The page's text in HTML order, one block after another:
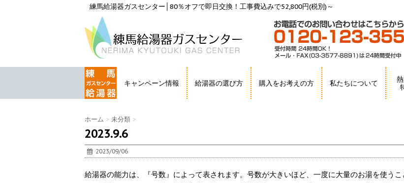
練馬給湯器ガスセンター│80％オフで即日交換！工事費込みで52,800円(税別)～
キャンペーン情報 給湯器の選び方 購入をお考えの方 私たちについて
ホーム > 未分類 >
2023.9.6
2023/09/06
給湯器の能力は、『号数』によって表されます。号数が大きいほど、一度に大量のお湯を使うこ